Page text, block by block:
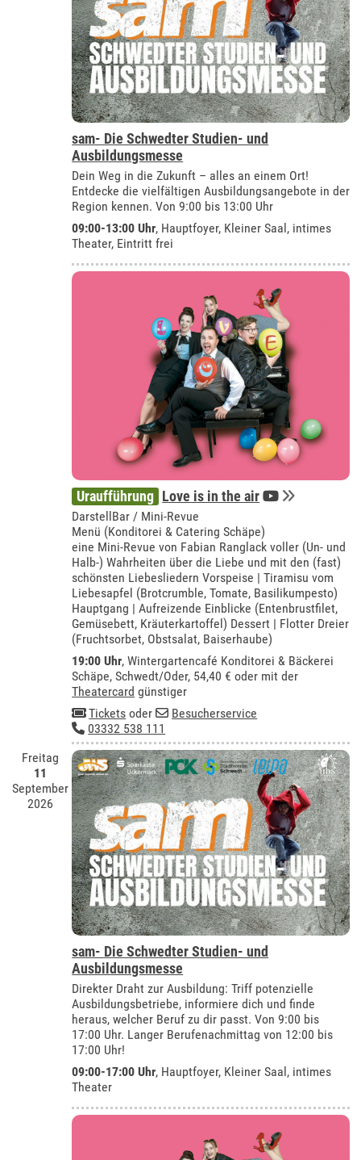
sam- Die Schwedter Studien- und
Ausbildungsmesse
Dein Weg in die Zukunft – alles an einem Ort!
Entdecke die vielfältigen Ausbildungsangebote in der
Region kennen. Von 9:00 bis 13:00 Uhr
09:00-13:00 Uhr, Hauptfoyer, Kleiner Saal, intimes
Theater, Eintritt frei
Uraufführung Love is in the air
DarstellBar / Mini-Revue
Menü (Konditorei & Catering Schäpe)
eine Mini-Revue von Fabian Ranglack voller (Un- und
Halb-) Wahrheiten über die Liebe und mit den (fast)
schönsten Liebesliedern Vorspeise | Tiramisu vom
Liebesapfel (Brotcrumble, Tomate, Basilikumpesto)
Hauptgang | Aufreizende Einblicke (Entenbrustfilet,
Gemüsebett, Kräuterkartoffel) Dessert | Flotter Dreier
(Fruchtsorbet, Obstsalat, Baiserhaube)
19:00 Uhr,Wintergartencafé Konditorei & Bäckerei
Schäpe, Schwedt/Oder, 54,40 € oder mit der
Theatercard günstiger
Tickets oder
Besucherservice
03332 538 111
Freitag
11
September
2026
sam- Die Schwedter Studien- und
Ausbildungsmesse
Direkter Draht zur Ausbildung: Triff potenzielle
Ausbildungsbetriebe, informiere dich und finde
heraus, welcher Beruf zu dir passt. Von 9:00 bis
17:00 Uhr. Langer Berufenachmittag von 12:00 bis
17:00 Uhr!
09:00-17:00 Uhr, Hauptfoyer, Kleiner Saal, intimes
Theater